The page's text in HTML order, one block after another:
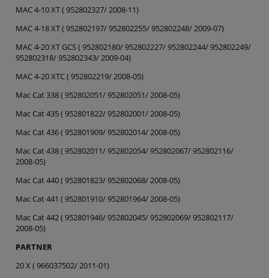
MAC 4-10 XT ( 952802327/ 2008-11)
MAC 4-18 XT ( 952802197/ 952802255/ 952802248/ 2009-07)
MAC 4-20 XT GCS ( 952802180/ 952802227/ 952802244/ 952802249/
952802318/ 952802343/ 2009-04)
MAC 4-20 XTC ( 952802219/ 2008-05)
Mac Cat 338 ( 952802051/ 952802051/ 2008-05)
Mac Cat 435 ( 952801822/ 952802001/ 2008-05)
Mac Cat 436 ( 952801909/ 952802014/ 2008-05)
Mac Cat 438 ( 952802011/ 952802054/ 952802067/ 952802116/
2008-05)
Mac Cat 440 ( 952801823/ 952802068/ 2008-05)
Mac Cat 441 ( 952801910/ 952801964/ 2008-05)
Mac Cat 442 ( 952801946/ 952802045/ 952802069/ 952802117/
2008-05)
PARTNER
20 X ( 966037502/ 2011-01)